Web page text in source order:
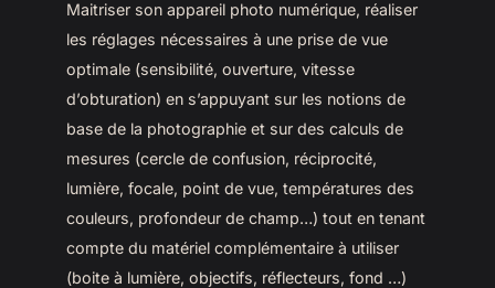
Maitriser son appareil photo numérique, réaliser
les réglages nécessaires à une prise de vue
optimale (sensibilité, ouverture, vitesse
d’obturation) en s’appuyant sur les notions de
base de la photographie et sur des calculs de
mesures (cercle de confusion, réciprocité,
lumière, focale, point de vue, températures des
couleurs, profondeur de champ…) tout en tenant
compte du matériel complémentaire à utiliser
(boite à lumière, objectifs, réflecteurs, fond …)